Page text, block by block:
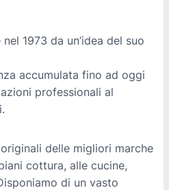
1973 da un’idea del suo
accumulata fino ad oggi
professionali al
delle migliori marche
cottura, alle cucine,
di un vasto